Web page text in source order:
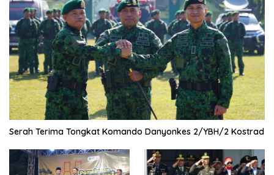
Serah Terima Tongkat Komando Danyonkes 2/YBH/2 Kostrad